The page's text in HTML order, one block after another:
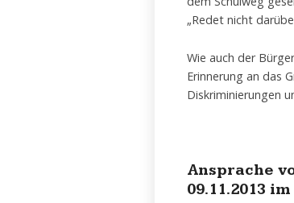
„Redet nicht
Wie auch der
Erinnerung an das
Diskriminierungen
Ansprache
09.11.2013